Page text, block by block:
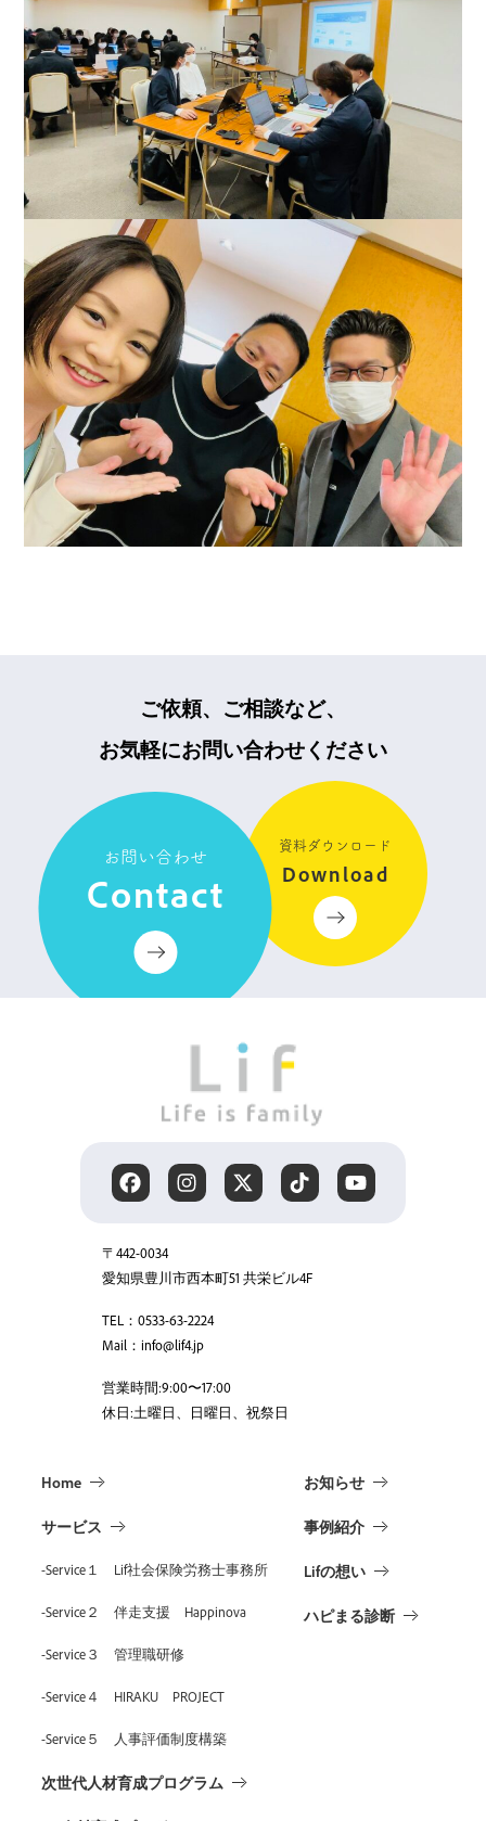
ご依頼、ご相談など、
お気軽にお問い合わせください
お問い合わせ
Contact
資料ダウンロード
Download
〒442-0034
愛知県豊川市西本町51 共栄ビル4F
TEL：0533-63-2224
Mail：info@lif4.jp
営業時間:9:00〜17:00
休日:土曜日、日曜日、祝祭日
Home
サービス
-Service１ Lif社会保険労務士事務所
-Service２ 伴走支援 Happinova
-Service３ 管理職研修
-Service４ HIRAKU PROJECT
-Service５ 人事評価制度構築
次世代人材育成プログラム
お知らせ
事例紹介
Lifの想い
ハピまる診断